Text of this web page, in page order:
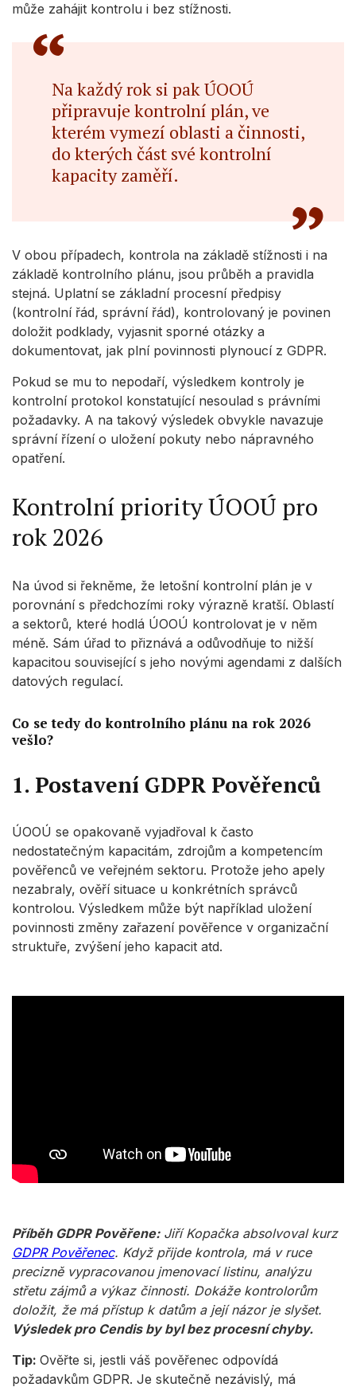
může zahájit kontrolu i bez stížnosti.
Na každý rok si pak ÚOOÚ
připravuje kontrolní plán, ve
kterém vymezí oblasti a činnosti,
do kterých část své kontrolní
kapacity zaměří.
V obou případech, kontrola na základě stížnosti i na
základě kontrolního plánu, jsou průběh a pravidla
stejná. Uplatní se základní procesní předpisy
(kontrolní řád, správní řád), kontrolovaný je povinen
doložit podklady, vyjasnit sporné otázky a
dokumentovat, jak plní povinnosti plynoucí z GDPR.
Pokud se mu to nepodaří, výsledkem kontroly je
kontrolní protokol konstatující nesoulad s právními
požadavky. A na takový výsledek obvykle navazuje
správní řízení o uložení pokuty nebo nápravného
opatření.
Kontrolní priority ÚOOÚ pro
rok 2026
Na úvod si řekněme, že letošní kontrolní plán je v
porovnání s předchozími roky výrazně kratší. Oblastí
a sektorů, které hodlá ÚOOÚ kontrolovat je v něm
méně. Sám úřad to přiznává a odůvodňuje to nižší
kapacitou související s jeho novými agendami z dalších
datových regulací.
Co se tedy do kontrolního plánu na rok 2026
vešlo?
1. Postavení GDPR Pověřenců
ÚOOÚ se opakovaně vyjadřoval k často
nedostatečným kapacitám, zdrojům a kompetencím
pověřenců ve veřejném sektoru. Protože jeho apely
nezabraly, ověří situace u konkrétních správců
kontrolou. Výsledkem může být například uložení
povinnosti změny zařazení pověřence v organizační
struktuře, zvýšení jeho kapacit atd.
Příběh GDPR Pověřene:Jiří Kopačka absolvoval kurz
GDPR Pověřenec. Když přijde kontrola, má v ruce
precizně vypracovanou jmenovací listinu, analýzu
střetu zájmů a výkaz činnosti. Dokáže kontrolorům
doložit, že má přístup k datům a její názor je slyšet.
Výsledek pro Cendis by byl bez procesní chyby.
Tip: Ověřte si, jestli váš pověřenec odpovídá
požadavkům GDPR. Je skutečně nezávislý, má